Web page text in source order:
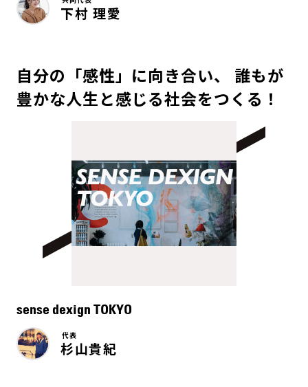
下村 理愛
自分の「感性」に向き合い、 誰もが
豊かな人生と感じる社会をつくる！
sense dexign TOKYO
代表
杉山貴紀